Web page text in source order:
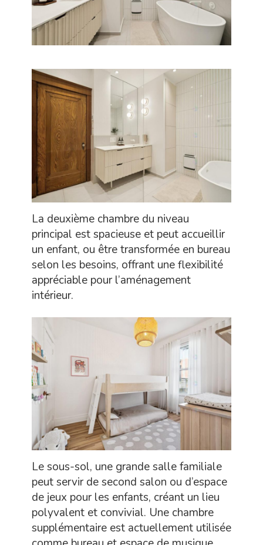
La deuxième chambre du niveau
principal est spacieuse et peut accueillir
un enfant, ou être transformée en bureau
selon les besoins, offrant une flexibilité
appréciable pour l’aménagement
intérieur.
Le sous-sol, une grande salle familiale
peut servir de second salon ou d’espace
de jeux pour les enfants, créant un lieu
polyvalent et convivial. Une chambre
supplémentaire est actuellement utilisée